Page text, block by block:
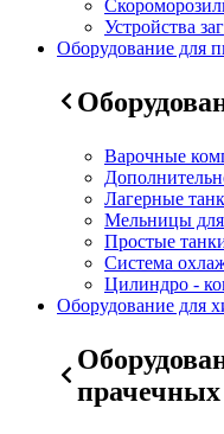
Устройства
Оборудование для
Варочные
Лагерные
Мельницы для
Простые
Система
Цилиндро -
Оборудование для
прачечных